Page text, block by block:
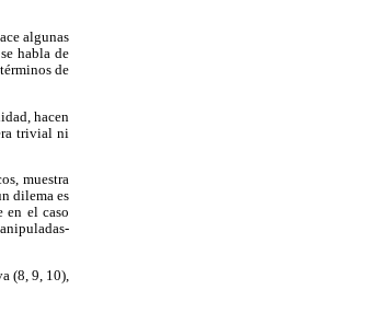
algunas
habla de
de
hacen
trivial ni
muestra
dilema es
en el caso
(8, 9, 10),